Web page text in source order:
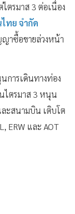
ตรมาส 3 ต่อเนื่อง
ทย จํากัด
าซื้อขายล่วงหน้า
ารเดินทางท่อง
ไตรมาส 3 หนุน
ละสนามบิน เติบโต
ERW และ AOT